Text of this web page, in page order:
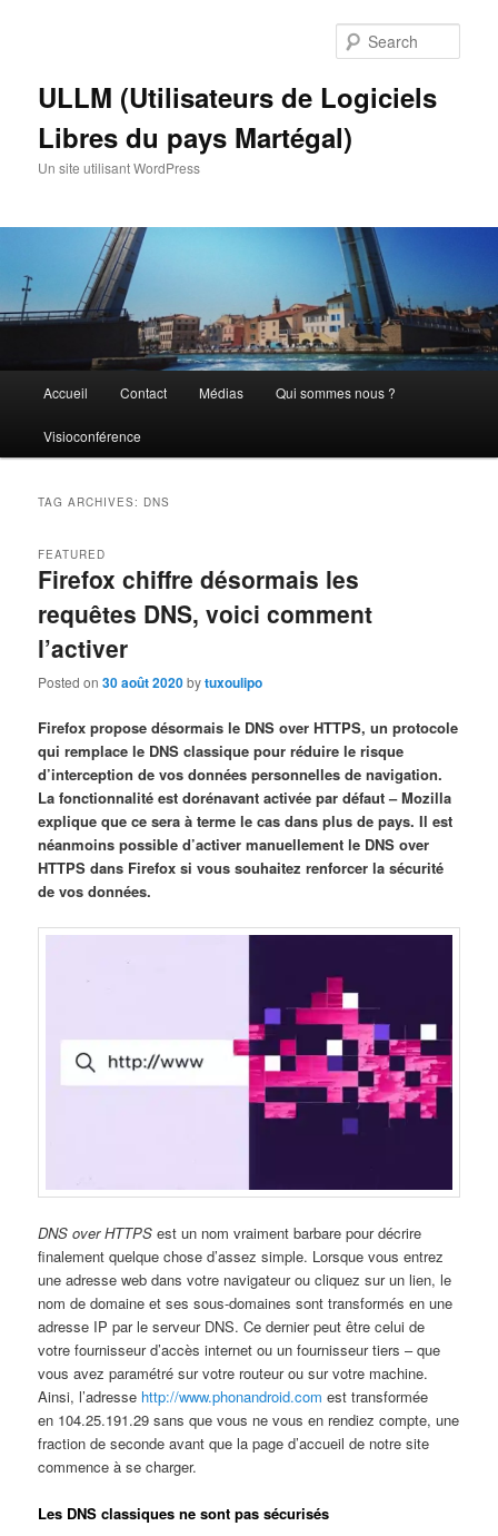
ULLM (Utilisateurs de Logiciels
Libres du pays Martégal)
Un site utilisant WordPress
Accueil Contact Médias Qui sommes nous ?
Visioconférence
TAG ARCHIVES: DNS
Firefox chiffre désormais les
requêtes DNS, voici comment
l’activer
FEATURED
Posted on30 août 2020bytuxoulipo
Firefox propose désormais le DNS over HTTPS, un protocole
qui remplace le DNS classique pour réduire le risque
d’interception de vos données personnelles de navigation.
La fonctionnalité est dorénavant activée par défaut – Mozilla
explique que ce sera à terme le cas dans plus de pays. Il est
néanmoins possible d’activer manuellement le DNS over
HTTPS dans Firefox si vous souhaitez renforcer la sécurité
de vos données.
DNS over HTTPSest un nom vraiment barbare pour décrire
finalement quelque chose d’assez simple. Lorsque vous entrez
une adresse web dans votre navigateur ou cliquez sur un lien, le
nom de domaine et ses sous-domaines sont transformés en une
adresse IP par le serveur DNS. Ce dernier peut être celui de
votre fournisseur d’accès internet ou un fournisseur tiers – que
vous avez paramétré sur votre routeur ou sur votre machine.
Ainsi, l’adresse http://www.phonandroid.com est transformée
en 104.25.191.29 sans que vous ne vous en rendiez compte, une
fraction de seconde avant que la page d’accueil de notre site
commence à se charger.
Les DNS classiques ne sont pas sécurisés